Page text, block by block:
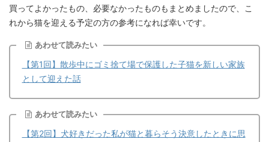
買ってよかったもの、必要なかったものもまとめましたので、こ
れから猫を迎える予定の方の参考になれば幸いです。
あわせて読みたい
【第1回】散歩中にゴミ捨て場で保護した子猫を新しい家族
として迎えた話
あわせて読みたい
【第2回】犬好きだった私が猫と暮らそう決意したときに思